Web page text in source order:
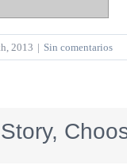
2013 | Sin comentarios